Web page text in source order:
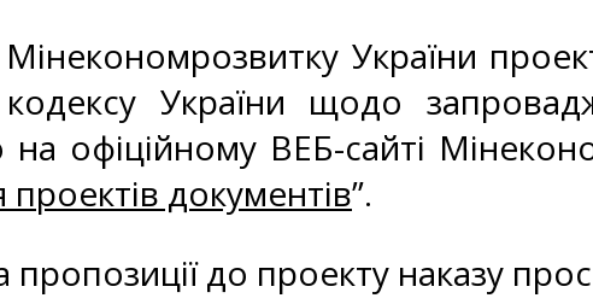
України
України щодо
офіційному ВЕБ-сайті
документів”.
пропозиції до проекту наказу